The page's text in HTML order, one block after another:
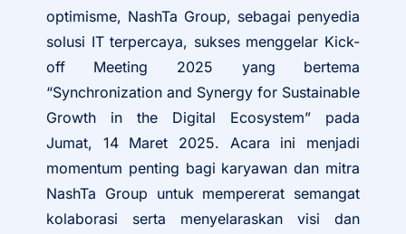
optimisme, NashTa Group, sebagai penyedia
solusi IT terpercaya, sukses menggelar Kick-
off Meeting 2025 yang bertema
“Synchronization and Synergy for Sustainable
Growth in the Digital Ecosystem” pada
Jumat, 14 Maret 2025. Acara ini menjadi
momentum penting bagi karyawan dan mitra
NashTa Group untuk mempererat semangat
kolaborasi serta menyelaraskan visi dan